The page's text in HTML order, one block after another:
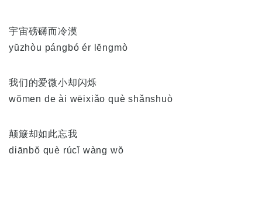
宇宙磅礴而冷漠
yŭzhòu pángbó ér lĕngmò
我们的爱微小却闪烁
wŏmen de ài wēixiǎo què shǎnshuò
颠簸却如此忘我
diānbŏ què rúcǐ wàng wŏ